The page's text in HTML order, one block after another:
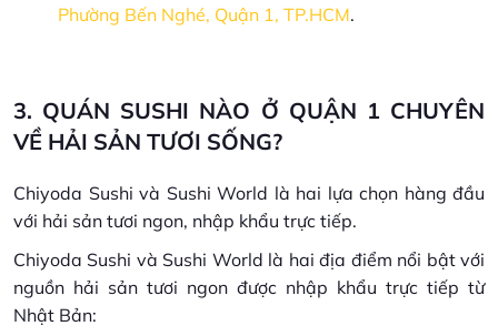
Phường Bến Nghé, Quận 1, TP.HCM.
3. QUÁN SUSHI NÀO Ở QUẬN 1 CHUYÊN
VỀ HẢI SẢN TƯƠI SỐNG?
Chiyoda Sushi và Sushi World là hai lựa chọn hàng đầu
với hải sản tươi ngon, nhập khẩu trực tiếp.
Chiyoda Sushi và Sushi World là hai địa điểm nổi bật với
nguồn hải sản tươi ngon được nhập khẩu trực tiếp từ
Nhật Bản: